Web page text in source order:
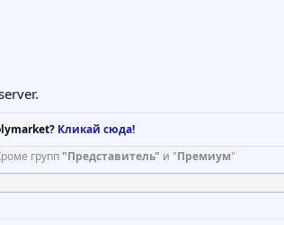
Кликай сюда!
групп "Представитель" и "Премиум"